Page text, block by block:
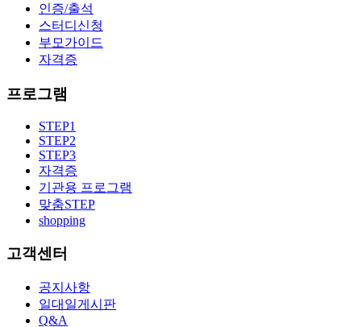
인증/출석
스터디신청
부모가이드
자격증
프로그램
STEP1
STEP2
STEP3
자격증
기관용 프로그램
맞춤STEP
shopping
고객센터
공지사항
일대일게시판
Q&A